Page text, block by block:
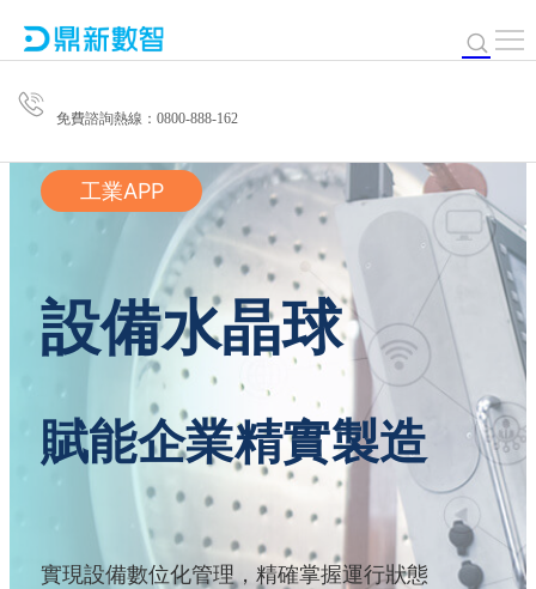
免費諮詢熱線：0800-888-162
工業APP
設備水晶球
賦能企業精實製造
實現設備數位化管理，精確掌握運行狀態